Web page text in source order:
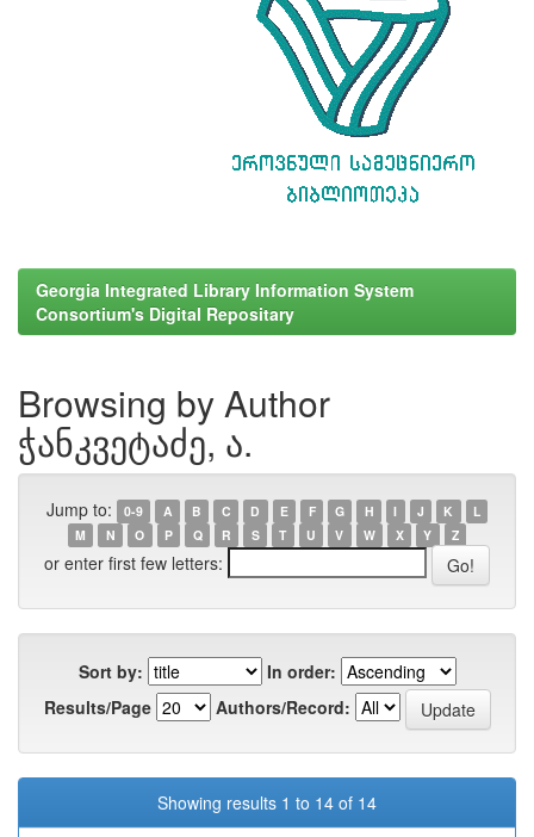
Georgia Integrated Library Information System
Consortium's Digital Repositary
Browsing by Author
ჭანკვეტაძე, ა.
Jump to: 0-9 A B C D E F G H I J K
L
M
N O P Q R S T U V W X Y Z
or enter first few letters:
Sort by:
In order:
Results/Page
Authors/Record:
Showing results 1 to 14 of 14